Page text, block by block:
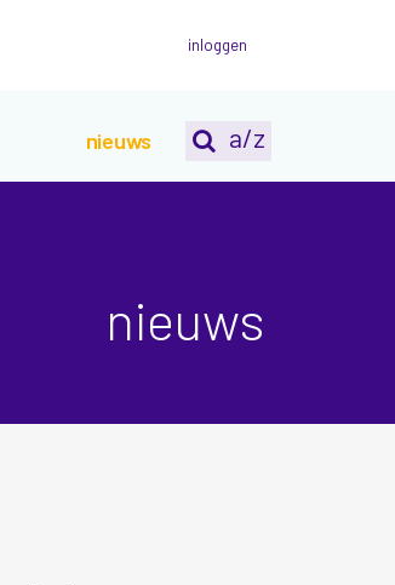
inloggen
nieuws a/z
nieuws